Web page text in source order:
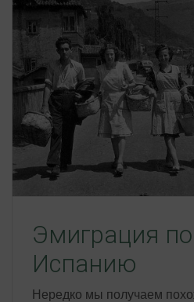
Эмиграция
Испанию
Нередко мы получаем